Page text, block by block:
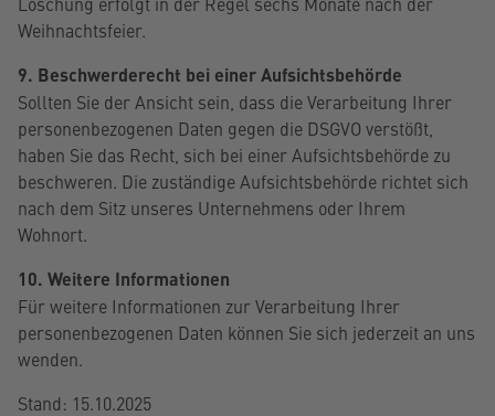
Weihnachtsfeier.
9. Beschwerderecht bei einer Aufsichtsbehörde
Sollten Sie der Ansicht sein, dass die Verarbeitung Ihrer
personenbezogenen Daten gegen die DSGVO verstößt,
haben Sie das Recht, sich bei einer Aufsichtsbehörde zu
beschweren. Die zuständige Aufsichtsbehörde richtet sich
nach dem Sitz unseres Unternehmens oder Ihrem
Wohnort.
10. Weitere Informationen
Für weitere Informationen zur Verarbeitung Ihrer
personenbezogenen Daten können Sie sich jederzeit an uns
wenden.
Stand: 15.10.2025